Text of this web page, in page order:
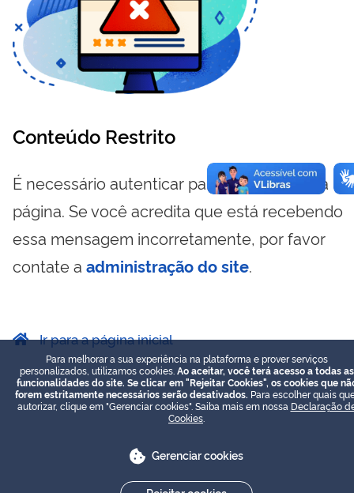
Conteúdo Restrito
É necessário autenticar para visualizar essa
página. Se você acredita que está recebendo
essa mensagem incorretamente, por favor
contate a administração do site.
Ir para a página inicial
Para melhorar a sua experiência na plataforma e prover serviços
personalizados, utilizamos cookies. Ao aceitar, você terá acesso a todas as
funcionalidades do site. Se clicar em "Rejeitar Cookies", os cookies que
forem estritamente necessários serão desativados. Para escolher quais
autorizar, clique em "Gerenciar cookies". Saiba mais em nossa Declaração
Cookies
Gerenciar cookies